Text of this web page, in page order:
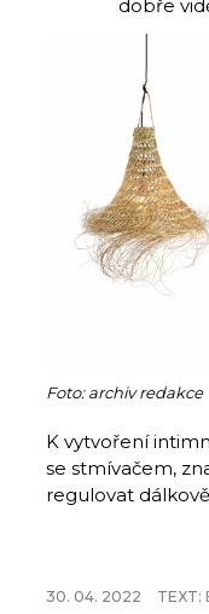
dobře
Foto: archiv redakce
K vytvoření
se stmívačem,
regulovat
30. 04. 2022 TEXT: